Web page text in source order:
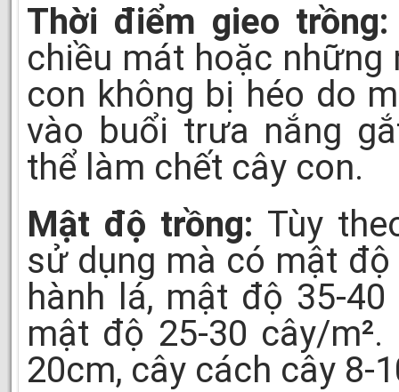
Thời điểm gieo trồng:
chiều mát hoặc những
con không bị héo do
vào buổi trưa nắng
thể làm chết cây con.
Mật độ trồng: Tùy
sử dụng mà có mật
hành lá, mật độ 35-
mật độ 25-30 cây/
20cm, cây cách cây 8-